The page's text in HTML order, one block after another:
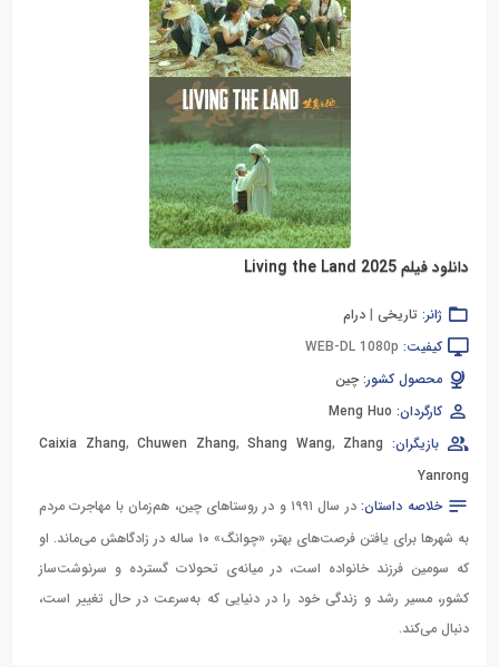
دانلود فیلم Living the Land 2025
ژانر: تاریخی | درام
کیفیت: WEB-DL 1080p
محصول کشور: چین
کارگردان: Meng Huo
بازیگران:
Caixia Zhang, Chuwen Zhang, Shang Wang, Zhang
Yanrong
خلاصه داستان:
در سال ۱۹۹۱ و در روستاهای چین، هم‌زمان با مهاجرت مردم
به شهرها برای یافتن فرصت‌های بهتر، «چوانگ» ۱۰ ساله در زادگاهش می‌ماند. او
که سومین فرزند خانواده است، در میانه‌ی تحولات گسترده و سرنوشت‌ساز
کشور، مسیر رشد و زندگی خود را در دنیایی که به‌سرعت در حال تغییر است،
دنبال می‌کند.